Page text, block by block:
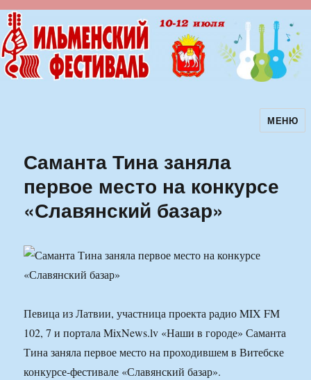
Ильменский фестиваль авторскойМЕНЮ
Саманта Тина заняла
первое место на конкурсе
«Славянский базар»
Певица из Латвии, участница проекта радио MIX FM
102, 7 и портала MixNews.lv «Наши в городе» Саманта
Тина заняла первое место на проходившем в Витебске
конкурсе-фестивале «Славянский базар».